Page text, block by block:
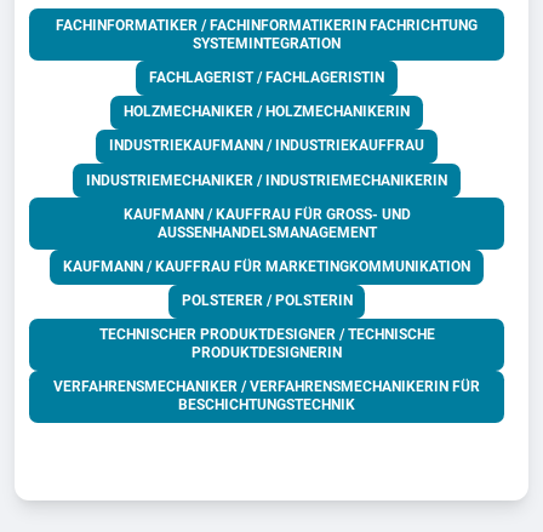
FACHINFORMATIKER / FACHINFORMATIKERIN FACHRICHTUNG
SYSTEMINTEGRATION
FACHLAGERIST / FACHLAGERISTIN
HOLZMECHANIKER / HOLZMECHANIKERIN
INDUSTRIEKAUFMANN / INDUSTRIEKAUFFRAU
INDUSTRIEMECHANIKER / INDUSTRIEMECHANIKERIN
KAUFMANN / KAUFFRAU FÜR GROSS- UND A
USSENHANDELSMANAGEMENT
KAUFMANN / KAUFFRAU FÜR MARKETINGKOMMUNIKATION
POLSTERER / POLSTERIN
TECHNISCHER PRODUKTDESIGNER / TECHNISCHE
PRODUKTDESIGNERIN
VERFAHRENSMECHANIKER / VERFAHRENSMECHANIKERIN FÜR
BESCHICHTUNGSTECHNIK